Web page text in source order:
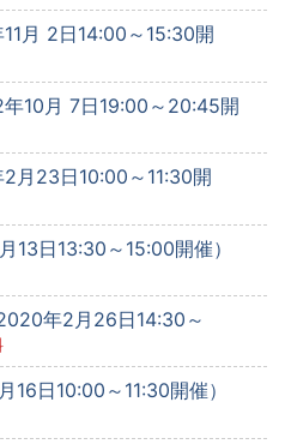
月 2日14:00～15:30開
10月 7日19:00～20:45開
月23日10:00～11:30開
13日13:30～15:00開催）
年2月26日14:30～
日10:00～11:30開催）